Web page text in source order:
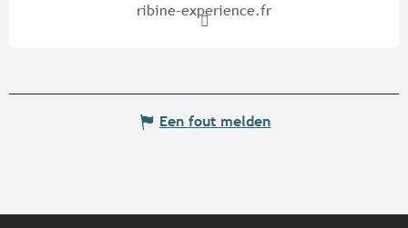
ribine-experience.fr
Een fout melden